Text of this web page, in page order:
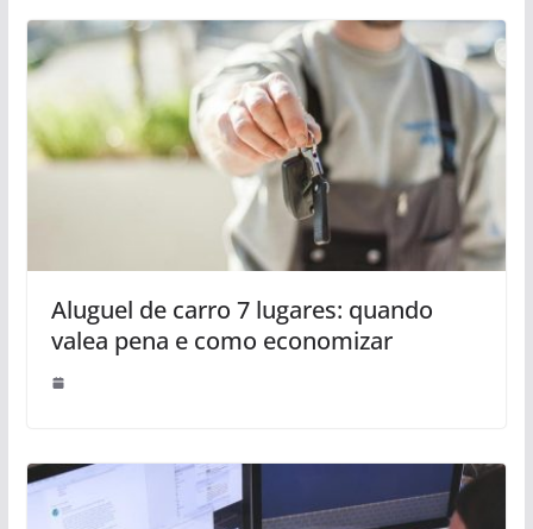
Aluguel de carro 7 lugares: quando
valea pena e como economizar